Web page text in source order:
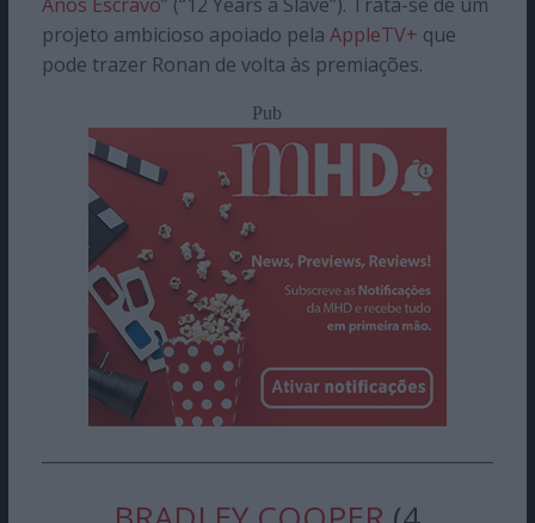
projeto ambicioso apoiado pela AppleTV+ que
pode trazer Ronan de volta às premiações.
Pub